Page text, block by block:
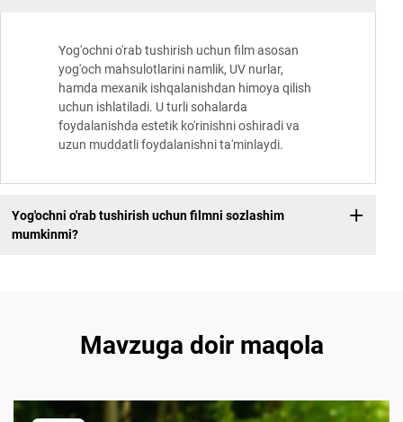
Yog'ochni o'rab tushirish uchun film asosan
yog'och mahsulotlarini namlik, UV nurlar,
hamda mexanik ishqalanishdan himoya qilish
uchun ishlatiladi. U turli sohalarda
foydalanishda estetik ko'rinishni oshiradi va
uzun muddatli foydalanishni ta'minlaydi.
Yog'ochni o'rab tushirish uchun filmni sozlashim
mumkinmi?
Mavzuga doir maqola